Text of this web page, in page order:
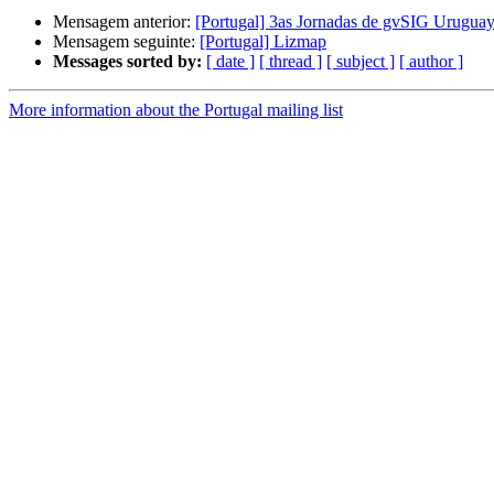
Mensagem anterior: [Portugal] 3as Jornadas de gvSIG
Mensagem seguinte: [Portugal] Lizmap
Messages sorted by: [ date ] [ thread ] [ subject ] [ author ]
More information about the Portugal mailing list